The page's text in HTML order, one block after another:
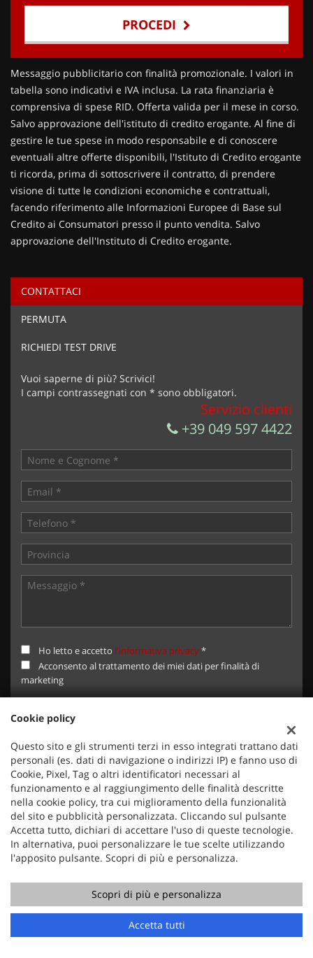
PROCEDI
Contattaci
Ho letto e accettol'informativa privacy*
Acconsento al trattamento dei miei dati per finalità di
Invia la tua richiesta
Messaggio pubblicitario con finalità promozionale. I valori in
tabella sono indicativi e IVA inclusa. La rata finanziaria è
comprensiva di spese RID. Offerta valida per il mese in corso.
Salvo approvazione dell'istituto di credito erogante. Al fine di
gestire le tue spese in modo responsabile e di conoscere
eventuali altre offerte disponibili, l'Istituto di Credito erogante
ti ricorda, prima di sottoscrivere il contratto, di prendere
visione di tutte le condizioni economiche e contrattuali,
facendo riferimento alle Informazioni Europee di Base sul
Credito ai Consumatori presso il punto vendita. Salvo
approvazione dell'Instituto di Credito erogante.
CONTATTACI
PERMUTA
RICHIEDI TEST DRIVE
Vuoi saperne di più? Scrivici!
I campi contrassegnati con * sono obbligatori.
Servizio clienti
+39 049 597 4422
Ho letto e accetto l'informativa privacy*
Acconsento al trattamento dei miei dati per finalità di
marketing
ULTIMI ARRIVI
€ 17.350
Cookie policy
Questo sito e gli strumenti terzi in esso integrati trattano dati
personali (es. dati di navigazione o indirizzi IP) e fanno uso di
Cookie, Pixel, Tag o altri identificatori necessari al
funzionamento e al raggiungimento delle finalità descritte
nella cookie policy, tra cui miglioramento della funzionalità
del sito e pubblicità personalizzata. Cliccando sul pulsante
Accetta tutto, dichiari di accettare l'uso di queste tecnologie.
In alternativa, puoi personalizzare le tue scelte utilizzando
l'apposito pulsante. Scopri di più e personalizza.
Scopri di più e personalizza
Accetta tutti